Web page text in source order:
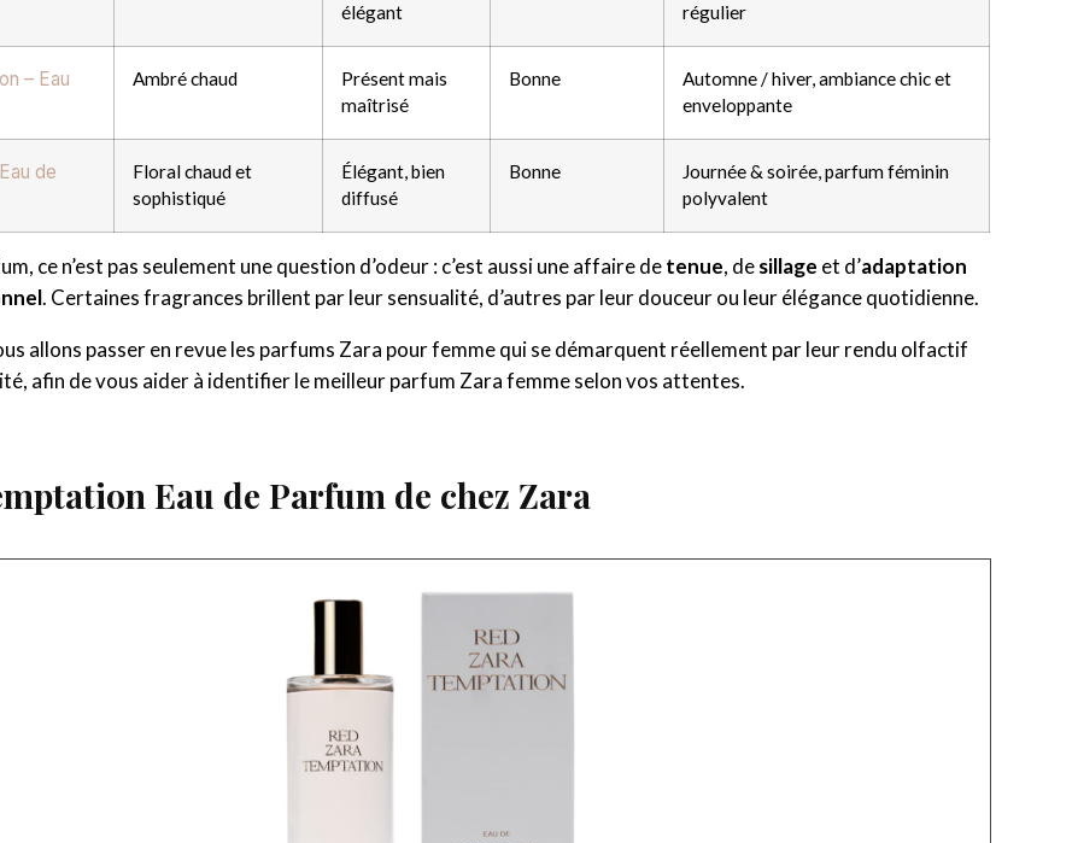
élégant
régulier
– Eau
Ambré chaud
Présent mais
maîtrisé
Bonne
Automne / hiver, ambiance chic et
enveloppante
de
Floral chaud et
sophistiqué
Élégant, bien
diffusé
Bonne
Journée & soirée, parfum féminin
polyvalent
ce n’est pas seulement une question d’odeur : c’est aussi une affaire detenue, desillage et d’adaptation
. Certaines fragrances brillent par leur sensualité, d’autres par leur douceur ou leur élégance quotidienne.
allons passer en revue les parfums Zara pour femme qui se démarquent réellement par leur rendu olfactif
afin de vous aider à identifier le meilleur parfum Zara femme selon vos attentes.
Eau de Parfum de chez Zara